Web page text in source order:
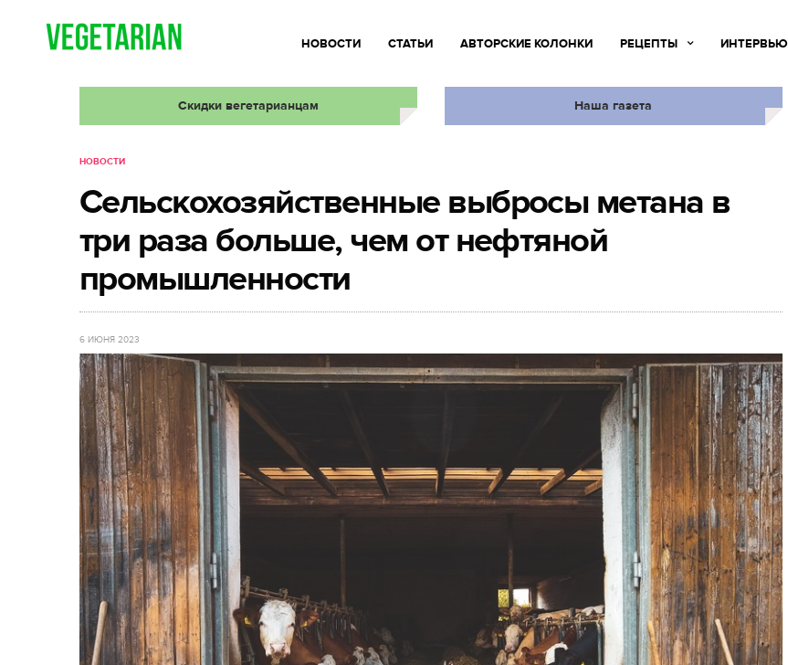
НОВОСТИ СТАТЬИ АВТОРСКИЕ КОЛОНКИ РЕЦЕПТЫ ИНТЕРВЬЮ
Скидки вегетарианцам Наша газета
НОВОСТИ
Сельскохозяйственные выбросы метана в
три раза больше, чем от нефтяной
промышленности
6 ИЮНЯ 2023